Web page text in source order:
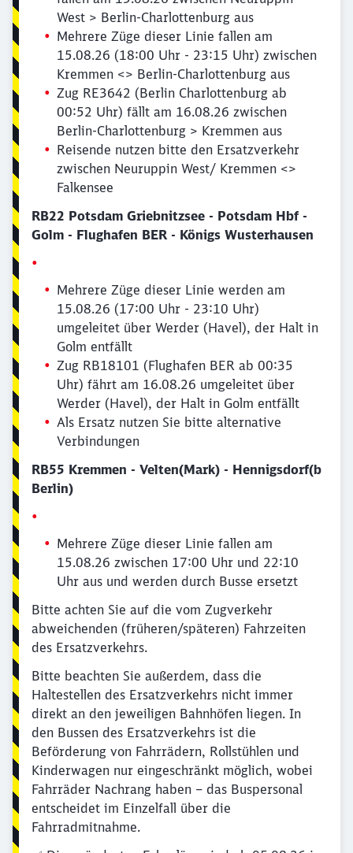
West > Berlin-Charlottenburg aus
Mehrere Züge dieser Linie fallen am
15.08.26 (18:00 Uhr - 23:15 Uhr) zwischen
Kremmen <> Berlin-Charlottenburg aus
Zug RE3642 (Berlin Charlottenburg ab
00:52 Uhr) fällt am 16.08.26 zwischen
Berlin-Charlottenburg > Kremmen aus
Reisende nutzen bitte den Ersatzverkehr
zwischen Neuruppin West/ Kremmen <>
Falkensee
RB22 Potsdam Griebnitzsee - Potsdam Hbf -
Golm - Flughafen BER - Königs Wusterhausen
Mehrere Züge dieser Linie werden am
15.08.26 (17:00 Uhr - 23:10 Uhr)
umgeleitet über Werder (Havel), der Halt in
Golm entfällt
Zug RB18101 (Flughafen BER ab 00:35
Uhr) fährt am 16.08.26 umgeleitet über
Werder (Havel), der Halt in Golm entfällt
Als Ersatz nutzen Sie bitte alternative
Verbindungen
RB55 Kremmen - Velten(Mark) - Hennigsdorf(b
Berlin)
Mehrere Züge dieser Linie fallen am
15.08.26 zwischen 17:00 Uhr und 22:10
Uhr aus und werden durch Busse ersetzt
Bitte achten Sie auf die vom Zugverkehr
abweichenden (früheren/späteren) Fahrzeiten
des Ersatzverkehrs.
Bitte beachten Sie außerdem, dass die
Haltestellen des Ersatzverkehrs nicht immer
direkt an den jeweiligen Bahnhöfen liegen. In
den Bussen des Ersatzverkehrs ist die
Beförderung von Fahrrädern, Rollstühlen und
Kinderwagen nur eingeschränkt möglich, wobei
Fahrräder Nachrang haben – das Buspersonal
entscheidet im Einzelfall über die
Fahrradmitnahme.